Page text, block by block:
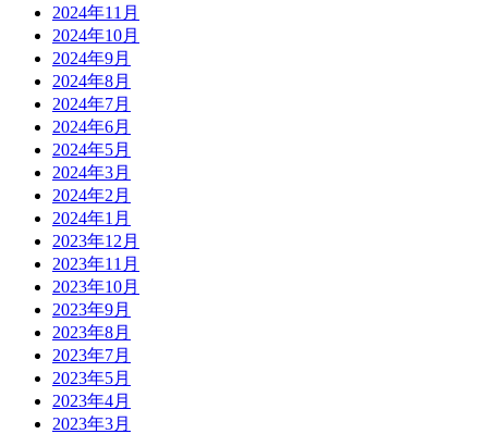
2024年11月
2024年10月
2024年9月
2024年8月
2024年7月
2024年6月
2024年5月
2024年3月
2024年2月
2024年1月
2023年12月
2023年11月
2023年10月
2023年9月
2023年8月
2023年7月
2023年5月
2023年4月
2023年3月